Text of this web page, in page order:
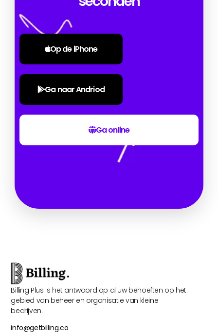
Op de iPhone
Ga naar Andriod
Ga online
Billing Plus is het antwoord op al uw behoeften op het
gebied van beheer en organisatie van kleine
bedrijven.
info@getbilling.co